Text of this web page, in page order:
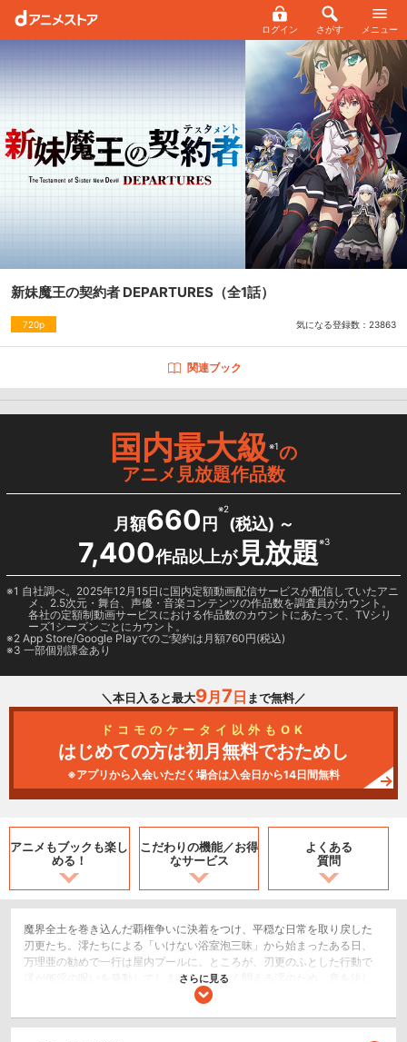
ログイン さがす メニュー
新妹魔王の契約者 DEPARTURES （全1話）
720p 気になる登録数： 23863
関連ブック
国内最大級※1の
アニメ見放題作品数
月額660 円
※2
(税込) ～
7,400作品以上が見放題※3
1 自社調べ。2025年12月15日に国内定額動画配信サービスが配信していたアニ
メ、2.5次元・舞台、声優・音楽コンテンツの作品数を調査員がカウント。
各社の定額制動画サービスにおける作品数のカウントにあたって、TVシリ
ーズ1シーズンごとにカウント。
2 App Store/Google Playでのご契約は月額760円(税込)
3 一部個別課金あり
＼本日入ると最大9月 7 日 まで無料／
ドコモのケータイ以外もOK
はじめての方は初月無料でおためし
※アプリから入会いただく場合は入会日から14日間無料
アニメもブックも楽し
める！
こだわりの機能／お得
なサービス
よくある
質問
魔界全土を巻き込んだ覇権争いに決着をつけ、平穏な日常を取り戻した
刃更たち。澪たちによる「いけない浴室泡三昧」から始まったある日、
万理亜の勧めで一行は屋内プールに。ところが、刃更のふとした行動で
澪が催淫の呪いを発動してしまう！ 切なく悶える澪のため、意を決し
た刃更はプールの中で……!? 一方、不穏な動きを見せる勇者の里から、
ケーションの幕が上がる!!
さらに見る